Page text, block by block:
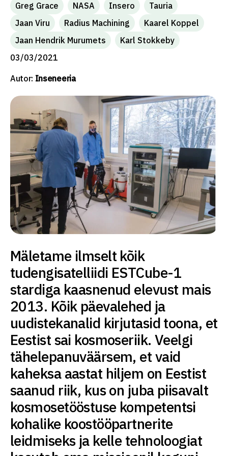
Greg Grace NASA Insero
Tauria
Jaan Viru
Radius Machining
Kaarel Koppel
Jaan Hendrik Murumets
Karl Stokkeby
03/03/2021
Autor: Inseneeria
Mäletame ilmselt kõik
tudengisatelliidi ESTCube-1
stardiga kaasnenud elevust mais
2013. Kõik päevalehed ja
uudistekanalid kirjutasid toona, et
Eestist sai kosmoseriik. Veelgi
tähelepanuväärsem, et vaid
kaheksa aastat hiljem on Eestist
saanud riik, kus on juba piisavalt
kosmosetööstuse kompetentsi
kohalike koostööpartnerite
leidmiseks ja kelle tehnoloogiat